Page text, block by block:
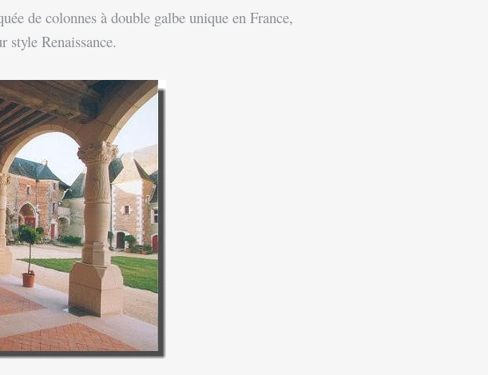
de colonnes à double galbe unique en France,
style Renaissance.